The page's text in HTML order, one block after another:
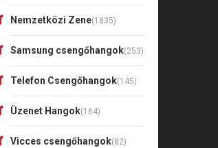
Nemzetközi Zene(1835)
Samsung csengőhangok(253)
Telefon Csengőhangok(145)
Üzenet Hangok(164)
Vicces csengőhangok(82)